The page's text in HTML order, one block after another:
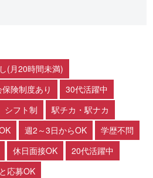
(月20時間未満)
険制度あり
30代活躍中
シフト制
駅チカ・駅ナカ
週2～3日からOK
学歴不問
休日面接OK
20代活躍中
応募OK